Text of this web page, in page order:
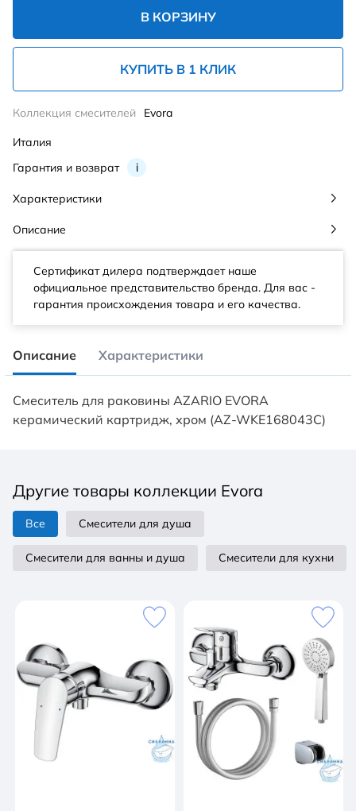
В КОРЗИНУ
КУПИТЬ В 1 КЛИК
Гарантия и возврат i
Коллекция смесителей Evora
Италия
Характеристики
Описание
Сертификат дилера подтверждает наше
официальное представительство бренда. Для вас -
гарантия происхождения товара и его качества.
Описание Характеристики
Смеситель для раковины AZARIO EVORA
керамический картридж, хром (AZ-WKE168043C)
Другие товары коллекции Evora
Все Смесители для душа
Смесители для ванны и душа Смесители для кухни